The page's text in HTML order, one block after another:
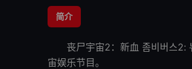
简介
丧尸宇宙2：新血 좀비버스2:
宙娱乐节目。